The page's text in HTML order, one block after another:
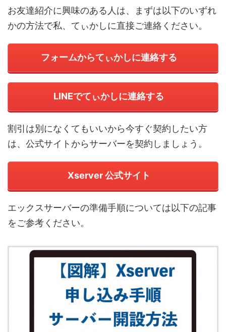
お友達紹介に興味のある人は、まずは以下のいずれ
かの方法で私、てぃかしに直接ご連絡ください。
フォームからてぃかしに連絡する
LINEでてぃかしに連絡する
割引は別になくてもいいから今すぐ契約したい方
は、公式サイトからサーバーを契約しましょう。
Xserver 公式サイト
エックスサーバーの準備手順については以下の記事
をご参考ください。